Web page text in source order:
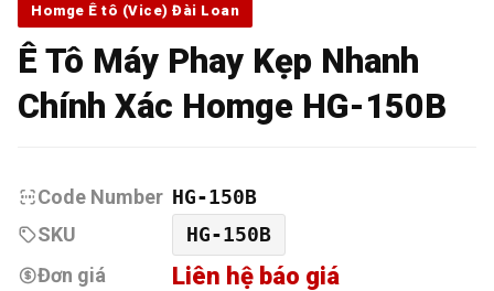
Homge Ê tô (Vice) Đài Loan
Ê Tô Máy Phay Kẹp Nhanh
Chính Xác Homge HG-150B
Code Number HG-150B
SKU
HG-150B
Đơn giá
Liên hệ báo giá